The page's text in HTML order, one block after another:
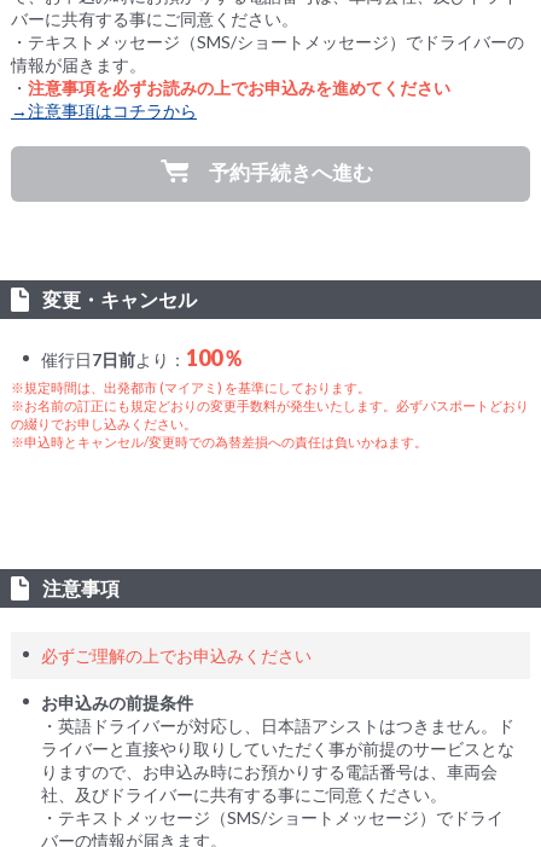
バーに共有する事にご同意ください。
・テキストメッセージ（SMS/ショートメッセージ）でドライバーの
情報が届きます。
・ 注意事項を必ずお読みの上でお申込みを進めてください
→注意事項はコチラから
予約手続きへ進む
変更・キャンセル
催行日7日前より： 100％
※規定時間は、出発都市 (マイアミ) を基準にしております。
※お名前の訂正にも規定どおりの変更手数料が発生いたします。必ずパスポートどおり
の綴りでお申し込みください。
※申込時とキャンセル/変更時での為替差損への責任は負いかねます。
注意事項
必ずご理解の上でお申込みください
お申込みの前提条件
・英語ドライバーが対応し、日本語アシストはつきません。ド
ライバーと直接やり取りしていただく事が前提のサービスとな
りますので、お申込み時にお預かりする電話番号は、車両会
社、及びドライバーに共有する事にご同意ください。
・テキストメッセージ（SMS/ショートメッセージ）でドライ
バーの情報が届きます。